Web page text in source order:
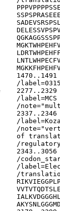
1470..1491
/
2277..2329
/label=MCS
/
2337..2346
/
/
of
/
2343..3056
/
/
/